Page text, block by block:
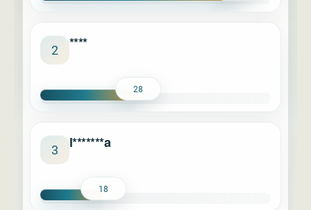
2 ****
28
3 l*******a
18